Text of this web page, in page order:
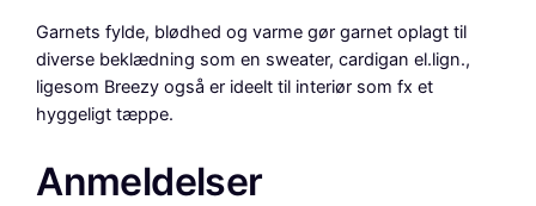
Garnets fylde, blødhed og varme gør garnet oplagt til
diverse beklædning som en sweater, cardigan el.lign.,
ligesom Breezy også er ideelt til interiør som fx et
hyggeligt tæppe.
Anmeldelser